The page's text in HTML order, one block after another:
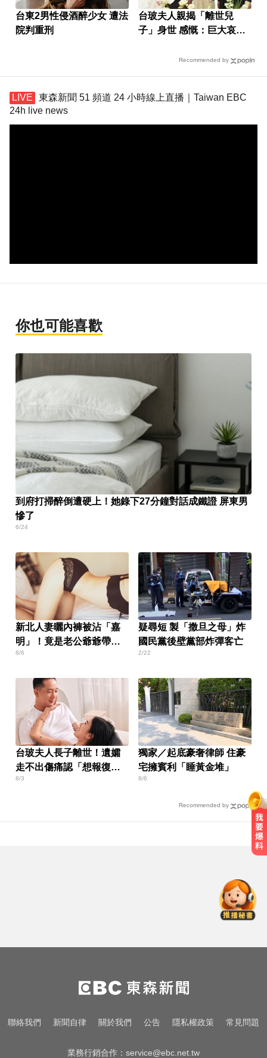
台東2男性侵酒醉少女 遭法
院判重刑
台玻夫人親揭「離世兒
子」身世 感慨：巨大哀傷
Recommended by
東森新聞 51 頻道 24 小時線上直播｜Taiwan EBC
24h live news
你也可能喜歡
到府打掃醉倒遭硬上！她錄下27分鐘對話成鐵證 屏東男
慘了
6/24
新北人妻曬內褲被沾「嘉
明」！竟是老公爺爺帶回
房磨蹭 氣炸提告
8/6
疑尋短 製「撒旦之母」炸
國民黨後壁黨部炸彈客亡
2/22
台玻夫人長子離世！遺孀
走不出傷痛認「想報復」
心聲曝
8/3
獨家／起底豪奢律師 住豪
宅擁賓利「睡黃金堆」
8/6
Recommended by
勝場史上第2多
快訊／最新預報出爐！ 2縣市風力
達「停班停課」標準
吳子嘉爆綠營2026「一屍五命」 國
聯絡我們 新聞自律 關於我們 公告 隱私權政策 常見問題
業務行銷合作： service@ebc.net.tw